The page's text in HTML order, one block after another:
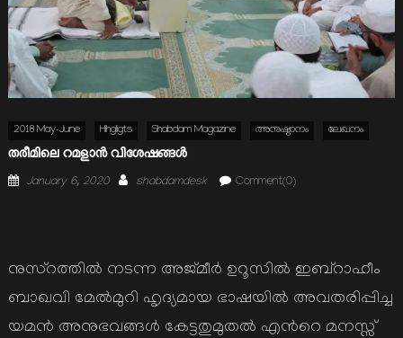
2018 May-June Hihgligts Shabdam Magazine അനുഷ്ഠാനം ലേഖനം
തരീമിലെ റമളാന്‍ വിശേഷങ്ങള്‍
Posted
January 6, 2020 Author
shabdamdesk Comment(0)
നുസ്റത്തില്‍ നടന്ന അജ്മീര്‍ ഉറൂസില്‍ ഇബ്റാഹീം
ബാഖവി മേല്‍മുറി ഹൃദ്യമായ ഭാഷയില്‍ അവതരിപ്പിച്ച
യമന്‍ അനുഭവങ്ങള്‍ കേട്ടതുമുതല്‍ എന്‍റെ മനസ്സ്